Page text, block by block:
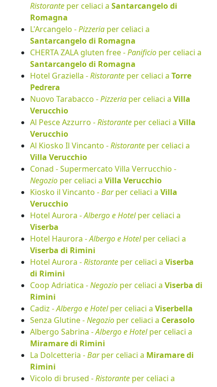
Ristorante per celiaci a Santarcangelo di
Romagna
L'Arcangelo -Pizzeria per celiaci a
Santarcangelo di Romagna
CHERTA ZALA gluten free -Panificio per celiaci a
Santarcangelo di Romagna
Hotel Graziella -Ristorante per celiaci a Torre
Pedrera
Nuovo Tarabacco -Pizzeria per celiaci a Villa
Verucchio
Al Pesce Azzurro -Ristorante per celiaci a Villa
Verucchio
Al Kiosko Il Vincanto -Ristorante per celiaci a
Villa Verucchio
Conad - Supermercato Villa Verrucchio -
Negozio per celiaci a Villa Verucchio
Kiosko il Vincanto -Barper celiaci a Villa
Verucchio
Hotel Aurora -Albergo e Hotelper celiaci a
Viserba
Hotel Haurora -Albergo e Hotelper celiaci a
Viserba di Rimini
Hotel Aurora -Ristorante per celiaci a Viserba
di Rimini
Coop Adriatica -Negozio per celiaci a Viserba di
Rimini
Cadiz -Albergo e Hotelper celiaci a Viserbella
Senza Glutine -Negozio per celiaci a Cerasolo
Albergo Sabrina -Albergo e Hotelper celiaci a
Miramare di Rimini
La Dolcetteria -Barper celiaci a Miramare di
Rimini
Vicolo di brused -Ristorante per celiaci a